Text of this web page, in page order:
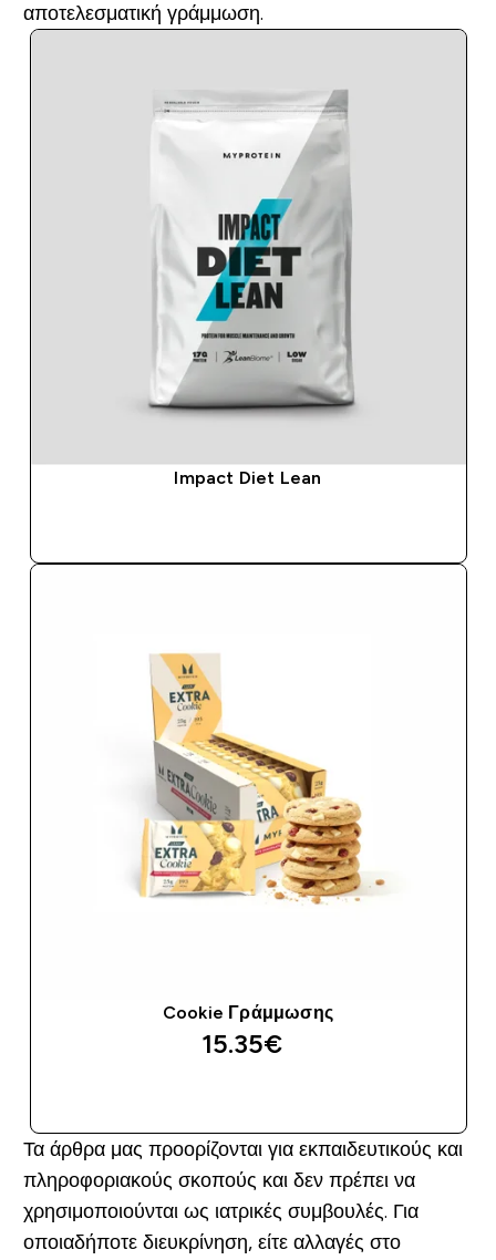
αποτελεσματική γράμμωση.
Impact Diet Lean
Cookie Γράμμωσης
15.35€‎
Τα άρθρα μας προορίζονται για εκπαιδευτικούς και
πληροφοριακούς σκοπούς και δεν πρέπει να
χρησιμοποιούνται ως ιατρικές συμβουλές. Για
οποιαδήποτε διευκρίνηση, είτε αλλαγές στο